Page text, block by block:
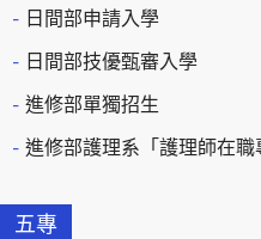
日間部申請入學
日間部技優甄審入學
進修部單獨招生
進修部護理系「護理師在職
五專